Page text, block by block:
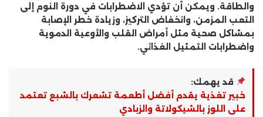
والطاقة. ويمكن أن تؤدي الاضطرابات في دورة النوم إلى
التعب المزمن، وانخفاض التركيز، وزيادة خطر الإصابة
بمشاكل صحية مثل أمراض القلب والأوعية الدموية
واضطرابات التمثيل الغذائي.
قد يهمك:
خبير تغذية يقدم أفضل أطعمة تشعرك بالشبع تعتمد
على اللوز بالشيكولاتة والزبادي